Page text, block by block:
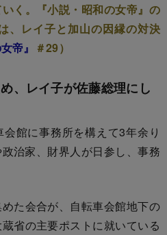
く。『小説・昭和の女帝』の
、レイ子と加山の因縁の対決
帝』 ＃29）
、レイ子が佐藤総理にし
館に事務所を構えて3年余り
治家、財界人が日参し、事務
た会合が、自転車会館地下の
省の主要ポストに就いている